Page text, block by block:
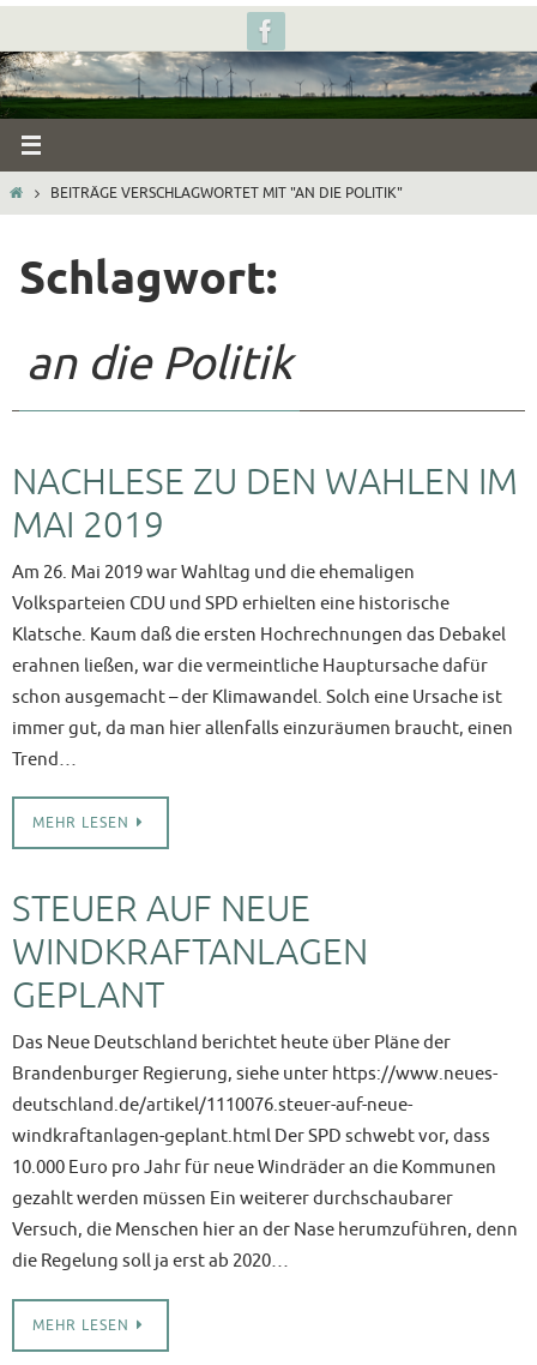
Inhalt
springen
STARTBEITRÄGE VERSCHLAGWORTET MIT "AN DIE POLITIK"
Schlagwort:
an die Politik
NACHLESE ZU DEN WAHLEN IM
MAI 2019
Am 26. Mai 2019 war Wahltag und die ehemaligen
Volksparteien CDU und SPD erhielten eine historische
Klatsche. Kaum daß die ersten Hochrechnungen das Debakel
erahnen ließen, war die vermeintliche Hauptursache dafür
schon ausgemacht – der Klimawandel. Solch eine Ursache ist
immer gut, da man hier allenfalls einzuräumen braucht, einen
Trend…
MEHR LESEN
STEUER AUF NEUE
WINDKRAFTANLAGEN
GEPLANT
Das Neue Deutschland berichtet heute über Pläne der
Brandenburger Regierung, siehe unter https://www.neues-
deutschland.de/artikel/1110076.steuer-auf-neue-
windkraftanlagen-geplant.html Der SPD schwebt vor, dass
10.000 Euro pro Jahr für neue Windräder an die Kommunen
gezahlt werden müssen Ein weiterer durchschaubarer
Versuch, die Menschen hier an der Nase herumzuführen, denn
die Regelung soll ja erst ab 2020…
MEHR LESEN